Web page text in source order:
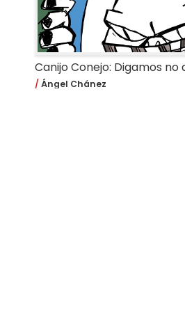
Canijo Conejo: Digamos no
Ángel Chánez